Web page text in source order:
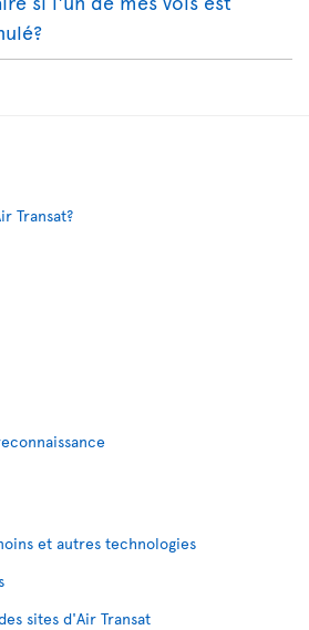
Transat?
et autres technologies
sites d'Air Transat